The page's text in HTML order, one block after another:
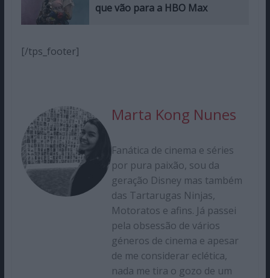
que vão para a HBO Max
[/tps_footer]
Marta Kong Nunes
Fanática de cinema e séries
por pura paixão, sou da
geração Disney mas também
das Tartarugas Ninjas,
Motoratos e afins. Já passei
pela obsessão de vários
géneros de cinema e apesar
de me considerar eclética,
nada me tira o gozo de um